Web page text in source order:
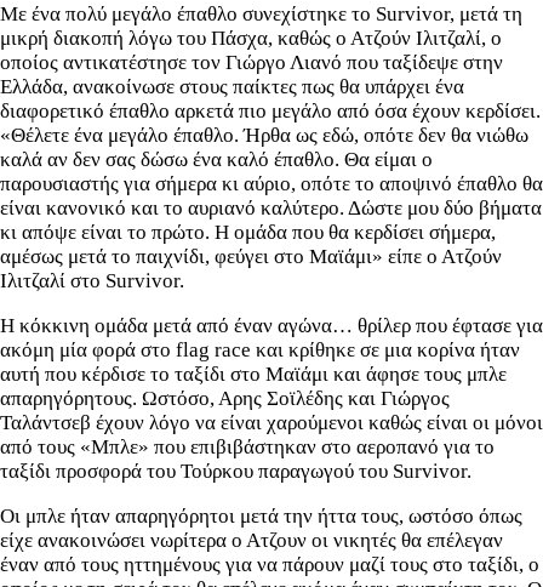
Με ένα πολύ μεγάλο έπαθλο συνεχίστηκε το Survivor, μετά τη
μικρή διακοπή λόγω του Πάσχα, καθώς ο Ατζούν Ιλιτζαλί, ο
οποίος αντικατέστησε τον Γιώργο Λιανό που ταξίδεψε στην
Ελλάδα, ανακοίνωσε στους παίκτες πως θα υπάρχει ένα
διαφορετικό έπαθλο αρκετά πιο μεγάλο από όσα έχουν κερδίσει.
«Θέλετε ένα μεγάλο έπαθλο. Ήρθα ως εδώ, οπότε δεν θα νιώθω
καλά αν δεν σας δώσω ένα καλό έπαθλο. Θα είμαι ο
παρουσιαστής για σήμερα κι αύριο, οπότε το αποψινό έπαθλο θα
είναι κανονικό και το αυριανό καλύτερο. Δώστε μου δύο βήματα
κι απόψε είναι το πρώτο. Η ομάδα που θα κερδίσει σήμερα,
αμέσως μετά το παιχνίδι, φεύγει στο Μαϊάμι» είπε ο Ατζούν
Ιλιτζαλί στο Survivor.
Η κόκκινη ομάδα μετά από έναν αγώνα… θρίλερ που έφτασε για
ακόμη μία φορά στο flag race και κρίθηκε σε μια κορίνα ήταν
αυτή που κέρδισε το ταξίδι στο Μαϊάμι και άφησε τους μπλε
απαρηγόρητους. Ωστόσο, Αρης Σοϊλέδης και Γιώργος
Ταλάντσεβ έχουν λόγο να είναι χαρούμενοι καθώς είναι οι μόνοι
από τους «Μπλε» που επιβιβάστηκαν στο αεροπανό για το
ταξίδι προσφορά του Τούρκου παραγωγού του Survivor.
Οι μπλε ήταν απαρηγόρητοι μετά την ήττα τους, ωστόσο όπως
είχε ανακοινώσει νωρίτερα ο Ατζουν οι νικητές θα επέλεγαν
έναν από τους ηττημένους για να πάρουν μαζί τους στο ταξίδι, ο